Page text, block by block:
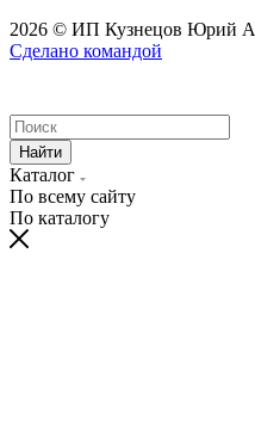
2026 © ИП Кузнецов Юрий
Сделано командой
Найти
Каталог
По всему сайту
По каталогу